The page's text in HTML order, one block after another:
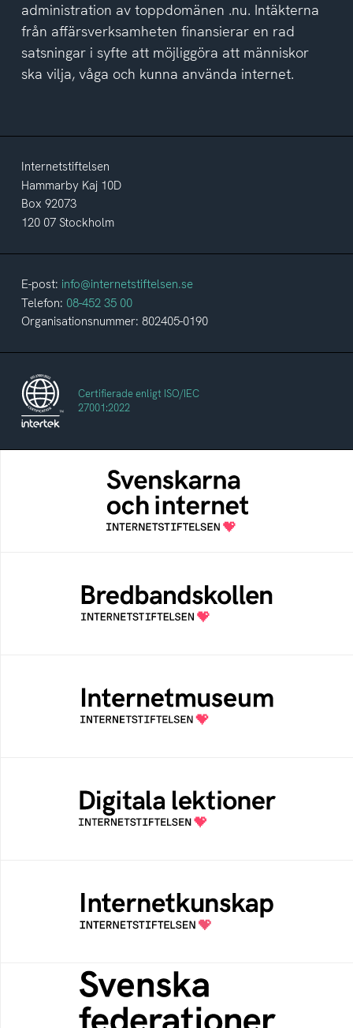
administration av toppdomänen .nu. Intäkterna
från affärsverksamheten finansierar en rad
satsningar i syfte att möjliggöra att människor
ska vilja, våga och kunna använda internet.
Internetstiftelsen
Hammarby Kaj 10D
Box 92073
120 07 Stockholm
E-post: info@internetstiftelsen.se
Telefon: 08-452 35 00
Organisationsnummer: 802405-0190
Certifierade enligt ISO/IEC
27001:2022
Svenskarna och internet
En årlig studie av svenska folkets
internetvanor
Bredbandskollen är ett oberoende
konsumentverktyg som drivs av
Internetstiftelsen
Ett digitalt museum som byggts, och kureras
av Internetstiftelsen
Öppen digital lärresurs med färdiga lektioner
för alla stadier i grundskolan
Samlad kunskap som hjälper dig att bli en
säker och medveten internetanvändare
Svenska federationer
Grunden för medlemskap i en sektors- eller
kontextspecifik federation